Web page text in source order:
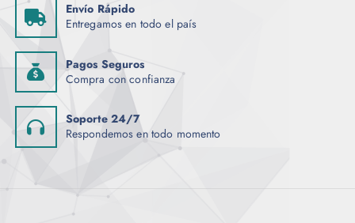
Envío Rápido
Entregamos en todo el país
Pagos Seguros
Compra con confianza
Soporte 24/7
Respondemos en todo momento